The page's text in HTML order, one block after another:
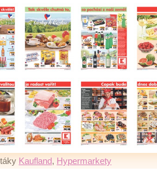
Kaufland, Hypermarkety